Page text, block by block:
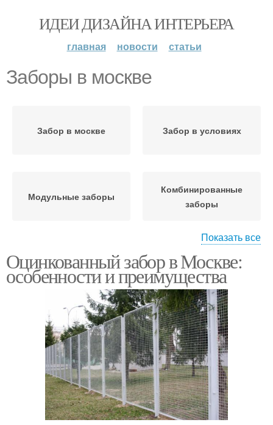
ИДЕИ ДИЗАЙНА ИНТЕРЬЕРА
главная новости статьи
Заборы в москве
Забор в москве Забор в условиях
Модульные заборы
Комбинированные
заборы
профнастила
Заборы из дерева
Фундамент для забора
Заборы в московском
регионе
Забор из сетки
Забор из
евроштакетника
Показать все
Оцинкованный забор в Москве:
особенности и преимущества